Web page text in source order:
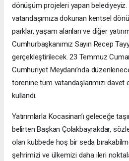
dönüşüm projeleri yapan
vatandaşımıza dokunan kentsel
parklar, yaşam alanları ve diğer
Cumhurbaşkanımız Sayın Recep
gerçekleştirilecek. 23 Temmuz
Cumhuriyet Meydanı’nda
törenine tüm vatandaşlarımızı davet
kullandı.
Yatırımlarla Kocasinan’ı geleceğe
belirten Başkan Çolakbayrakdar,
olan kubbede hoş bir seda
şehrimizi ve ülkemizi daha ileri